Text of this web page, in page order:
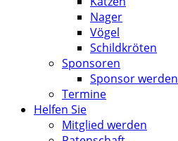
Nager
Vögel
Schildkröten
Sponsoren
Sponsor werden
Termine
Helfen Sie
Mitglied werden